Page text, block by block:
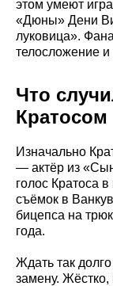
этом умеют
«Дюны» Дени
луковица».
телосложение
Что
Кратосом
Изначально
— актёр из
голос Кратоса
съёмок в
бицепса на
года.
Ждать так
замену. Жёстко,